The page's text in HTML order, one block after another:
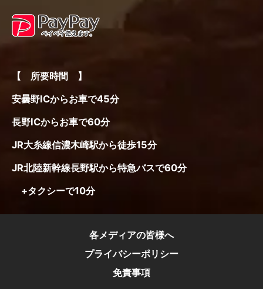
【 所要時間 】
安曇野ICからお車で45分
長野ICからお車で60分
JR大糸線信濃木崎駅から徒歩15分
JR北陸新幹線長野駅から特急バスで60分
+タクシーで10分
各メディアの皆様へ
プライバシーポリシー
免責事項